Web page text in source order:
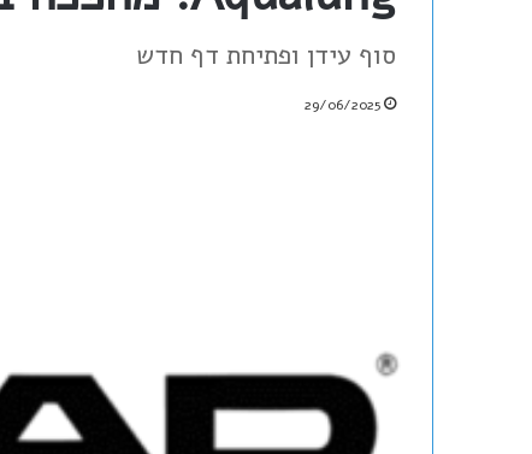
סוף עידן ופתיחת דף חדש
29/06/2025